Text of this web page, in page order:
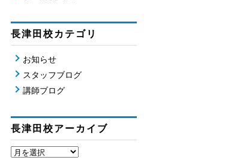
長津田校カテゴリ
お知らせ
スタッフブログ
講師ブログ
長津田校アーカイブ